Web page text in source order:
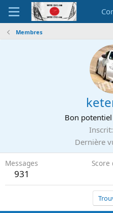
Membres
Bon potentiel
Inscrit
Dernière
Messages
931